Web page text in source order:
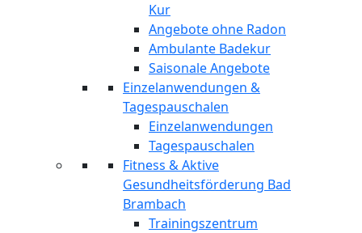
Kur
Angebote ohne Radon
Ambulante Badekur
Saisonale Angebote
Einzelanwendungen &
Tagespauschalen
Einzelanwendungen
Tagespauschalen
Fitness & Aktive
Gesundheitsförderung Bad
Brambach
Trainingszentrum